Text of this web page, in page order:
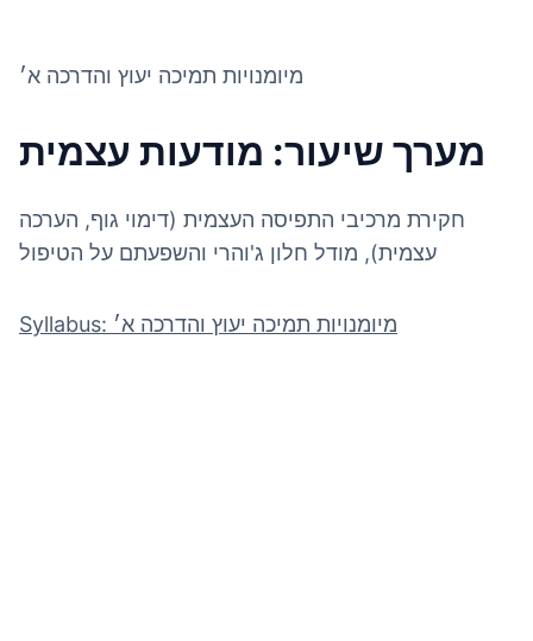
מיומנויות תמיכה יעוץ והדרכה א׳
מערך שיעור: מודעות עצמית
חקירת מרכיבי התפיסה העצמית (דימוי גוף, הערכה
עצמית), מודל חלון ג'והרי והשפעתם על הטיפול
Syllabus: מיומנויות תמיכה יעוץ והדרכה א׳